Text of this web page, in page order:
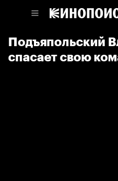
Подъяпольский
спасает свою